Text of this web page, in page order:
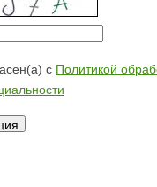
с Политикой